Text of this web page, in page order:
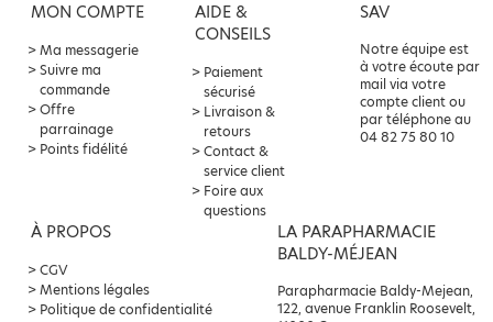
MON COMPTE
Ma messagerie
Suivre ma
commande
Offre
parrainage
Points fidélité
AIDE &
CONSEILS
Paiement
sécurisé
Livraison &
retours
Contact &
service client
Foire aux
questions
SAV
Notre équipe est
à votre écoute par
mail via votre
compte client ou
par téléphone au
04 82 75 80 10
À PROPOS
CGV
Mentions légales
Politique de confidentialité
LA PARAPHARMACIE
BALDY-MÉJEAN
Parapharmacie Baldy-Mejean,
122, avenue Franklin Roosevelt,